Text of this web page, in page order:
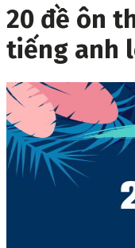
20 đề ôn
tiếng anh